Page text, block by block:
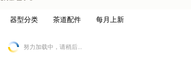
器型分类 茶道配件 每月上新
努力加载中，请稍后...